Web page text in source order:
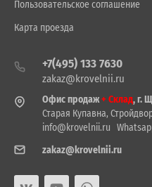
Пользовательское соглашение
Карта проезда
+7(495) 133 7630
zakaz@krovelnii.ru
Офис продаж+ Склад, г.
Старая Купавна,
info@krovelnii.ru
zakaz@krovelnii.ru